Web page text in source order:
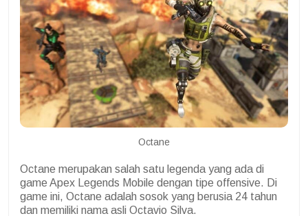
Octane
Octane merupakan salah satu legenda yang ada di
game Apex Legends Mobile dengan tipe offensive. Di
game ini, Octane adalah sosok yang berusia 24 tahun
dan memiliki nama asli Octavio Silva.